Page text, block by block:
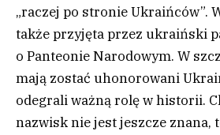
„raczej po stronie Ukraińców”.
także przyjęta przez ukraiński
o Panteonie Narodowym. W
mają zostać uhonorowani
odegrali ważną rolę w historii.
nazwisk nie jest jeszcze znana,